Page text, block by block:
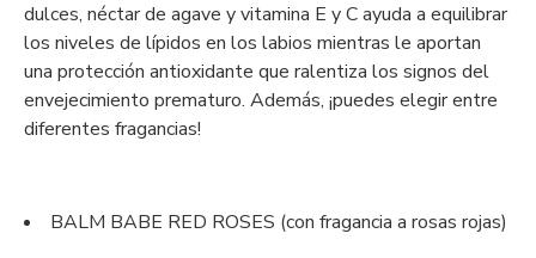
dulces, néctar de agave y vitamina E y C ayuda a equilibrar
los niveles de lípidos en los labios mientras le aportan
una protección antioxidante que ralentiza los signos del
envejecimiento prematuro. Además, ¡puedes elegir entre
diferentes fragancias!
BALM BABE RED ROSES (con fragancia a rosas rojas)